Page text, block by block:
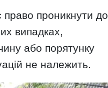
право проникнути до
випадках,
або порятунку
не належить.